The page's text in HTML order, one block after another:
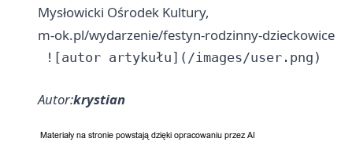
Mysłowicki Ośrodek Kultury,
m-ok.pl/wydarzenie/festyn-rodzinny-dzieckowice
Autor:krystian